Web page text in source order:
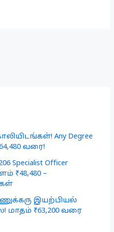
Any Degree
வரை!
Specialist Officer
₹48,480 –
இயற்பியல்
மாதம் ₹63,200 வரை